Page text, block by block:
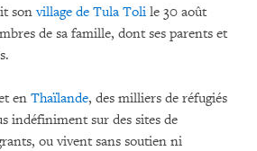
sonvillage de Tula Toli le 30 août
de sa famille, dont ses parents et
en Thaïlande, des milliers de réfugiés
indéfiniment sur des sites de
ou vivent sans soutien ni